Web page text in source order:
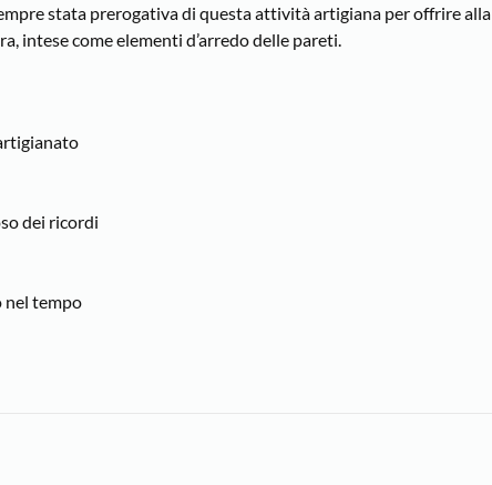
stata prerogativa di questa attività artigiana per offrire alla
intese come elementi d’arredo delle pareti.
dei ricordi
nel tempo